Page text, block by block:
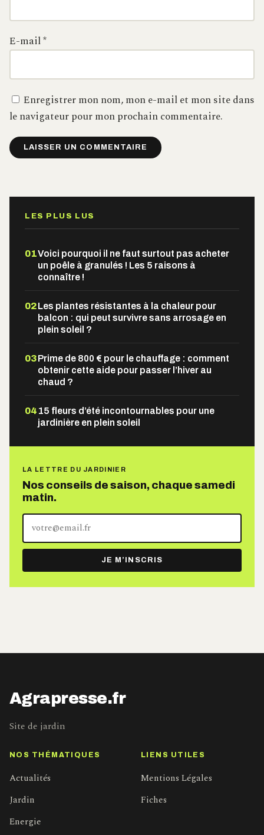
E-mail*
Enregistrer mon nom, mon e-mail et mon site dans
le navigateur pour mon prochain commentaire.
LES PLUS LUS
01Voici pourquoi il ne faut surtout pas acheter
un poêle à granulés ! Les 5 raisons à
connaître !
02Les plantes résistantes à la chaleur pour
balcon : qui peut survivre sans arrosage en
plein soleil ?
03Prime de 800 € pour le chauffage : comment
obtenir cette aide pour passer l’hiver au
chaud ?
04 15 fleurs d’été incontournables pour une
jardinière en plein soleil
LA LETTRE DU JARDINIER
Nos conseils de saison, chaque samedi
matin.
Votre
adresse
e-
mail
JE M’INSCRIS
Agrapresse.fr
Site de jardin
NOS THÉMATIQUES
Actualités
Jardin
Energie
LIENS UTILES
Mentions Légales
Fiches